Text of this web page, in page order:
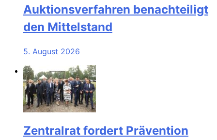
Auktionsverfahren benachteiligt
den Mittelstand
5. August 2026
Zentralrat fordert Prävention